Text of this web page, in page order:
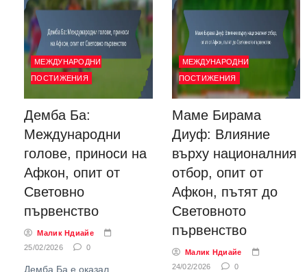
МЕЖДУНАРОДНИ
ПОСТИЖЕНИЯ
Демба Ба:
Международни
голове, приноси на
Афкон, опит от
Световно
първенство
Малик Ндиайе
25/02/2026
0
Демба Ба е оказал
МЕЖДУНАРОДНИ
ПОСТИЖЕНИЯ
Маме Бирама
Диуф: Влияние
върху националния
отбор, опит от
Афкон, пътят до
Световното
първенство
Малик Ндиайе
24/02/2026
0